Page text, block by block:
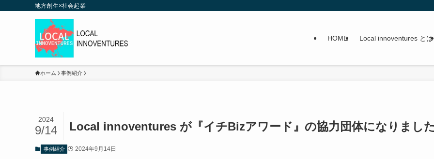
地方創生×社会起業
HOME Local innoventures とは
ホーム 事例紹介
Local innoventures が『イチBizアワード』の協力団体になりまし
2024
9/14
事例紹介 2024年9月14日